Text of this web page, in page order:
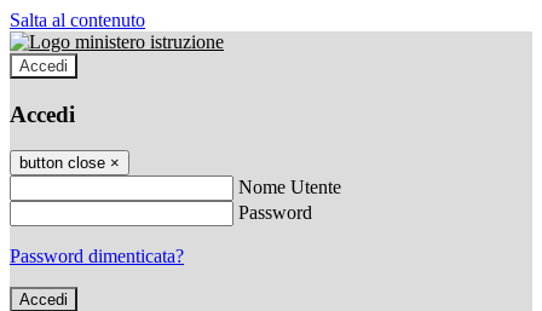
Salta al contenuto
Accedi
Accedi
button close ×
Nome Utente
Password
Password dimenticata?